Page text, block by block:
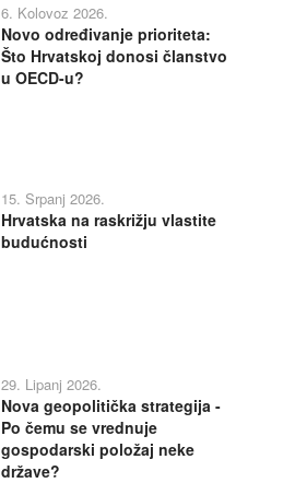
6. Kolovoz 2026.
Novo određivanje prioriteta:
Što Hrvatskoj donosi članstvo
u OECD-u?
15. Srpanj 2026.
Hrvatska na raskrižju vlastite
budućnosti
29. Lipanj 2026.
Nova geopolitička strategija -
Po čemu se vrednuje
gospodarski položaj neke
države?